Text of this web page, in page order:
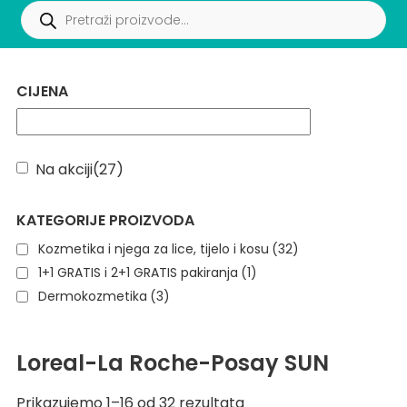
CIJENA
Na akciji(27)
KATEGORIJE PROIZVODA
Kozmetika i njega za lice, tijelo i kosu (32)
1+1 GRATIS i 2+1 GRATIS pakiranja (1)
Dermokozmetika (3)
Loreal-La Roche-Posay SUN